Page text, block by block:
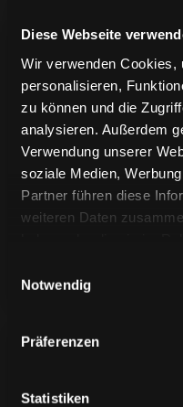
Diese Webseite
Wir verwenden Cookies,
personalisieren,
zu können und die
analysieren. Außerdem
Verwendung unserer
soziale Medien,
Partner führen diese
weiteren Daten
Notwendig
Präferenzen
Statistiken